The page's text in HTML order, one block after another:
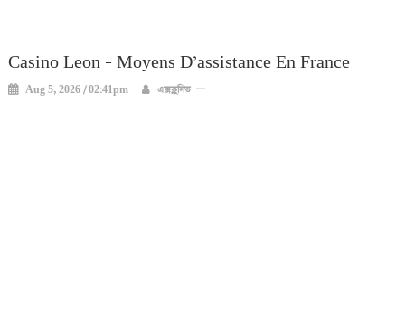
Casino Leon – Moyens D’assistance En France
Aug 5, 2026 / 02:41pm এক্সক্লুসিভ